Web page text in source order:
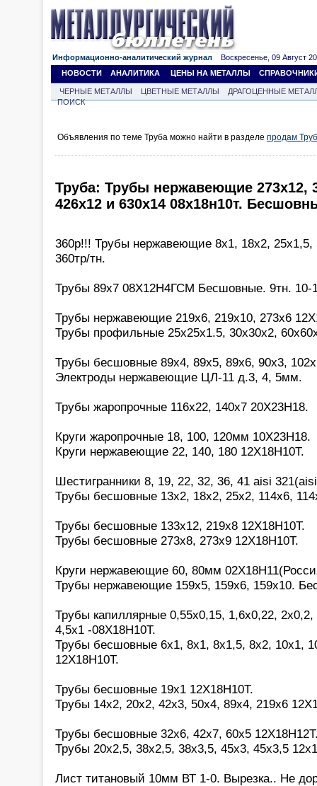
Информационно-аналитический журнал Воскресенье, 09 Август
НОВОСТИ
АНАЛИТИКА ЦЕНЫ НА МЕТАЛЛЫ
ЧЕРНЫЕ МЕТАЛЛЫ ЦВЕТНЫЕ МЕТАЛЛЫ
ДРАГОЦЕННЫЕ
ПОИСК
Объявления по теме Труба можно найти в разделе продам
Труба: Трубы нержавеющие 273х12,
426х12 и 630х14 08х18н10т.
360р!!! Трубы нержавеющие 8х1, 18х2, 25х1,5,
360тр/тн.
Трубы 89х7 08Х12Н4ГСМ Бесшовные. 9тн. 10-
Трубы нержавеющие 219х6, 219х10, 273х6
Трубы профильные 25х25х1.5, 30х30х2,
Трубы бесшовные 89х4, 89х5, 89х6, 90х3,
Электроды нержавеющие ЦЛ-11 д.3, 4, 5мм.
Трубы жаропрочные 116х22, 140х7 20Х23Н18.
Круги жаропрочные 18, 100, 120мм 10Х23Н18.
Круги нержавеющие 22, 140, 180 12Х18Н10Т.
Шестигранники 8, 19, 22, 32, 36, 41 aisi
Трубы бесшовные 13х2, 18х2, 25х2, 114х6,
Трубы бесшовные 133х12, 219х8 12Х18Н10Т.
Трубы бесшовные 273х8, 273х9 12Х18Н10Т.
Круги нержавеющие 60, 80мм
Трубы нержавеющие 159х5, 159х6, 159х10.
Трубы капиллярные 0,55х0,15, 1,6х0,22,
4,5х1 -08Х18Н10Т.
Трубы бесшовные 6х1, 8х1, 8х1,5, 8х2, 10х1,
12Х18Н10Т.
Трубы бесшовные 19х1 12Х18Н10Т.
Трубы 14х2, 20х2, 42х3, 50х4, 89х4, 219х6
Трубы бесшовные 32х6, 42х7, 60х5
Трубы 20х2,5, 38х2,5, 38х3,5, 45х3, 45х3,5
Лист титановый 10мм ВТ 1-0. Вырезка.. Не